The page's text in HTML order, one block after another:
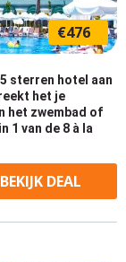
€476
sterren hotel aan
het je
het zwembad of
1 van de 8 à la
BEKIJK DEAL